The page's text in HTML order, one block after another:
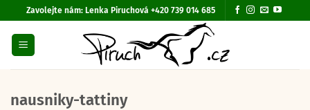
Přeskočit
na
obsah
Zavolejte nám: Lenka Piruchová +420 739 014 685
nausniky-tattiny